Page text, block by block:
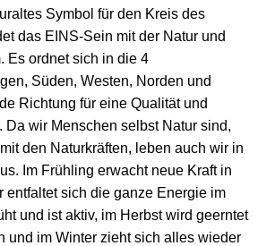
Symbol für den Kreis des
das EINS-Sein mit der Natur und
Es ordnet sich in die 4
Süden, Westen, Norden und
Richtung für eine Qualität und
Da wir Menschen selbst Natur sind,
den Naturkräften, leben auch wir in
Im Frühling erwacht neue Kraft in
entfaltet sich die ganze Energie im
und ist aktiv, im Herbst wird geerntet
und im Winter zieht sich alles wieder